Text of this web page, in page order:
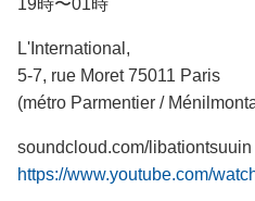
19時〜01時
L'International,
5-7, rue Moret 75011 Paris
(métro Parmentier /
soundcloud.com/libationtsuuin
https://www.youtube.com/